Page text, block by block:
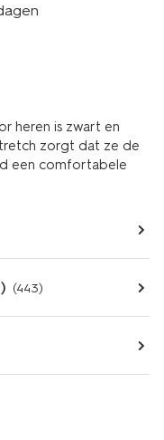
heren is zwart en
zorgt dat ze de
een comfortabele
(443)